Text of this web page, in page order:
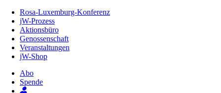
Inhalt
Seite
Rosa-Luxemburg-Konferenz
jW-Prozess
Aktionsbüro
Genossenschaft
Veranstaltungen
jW-Shop
Abo
Spende